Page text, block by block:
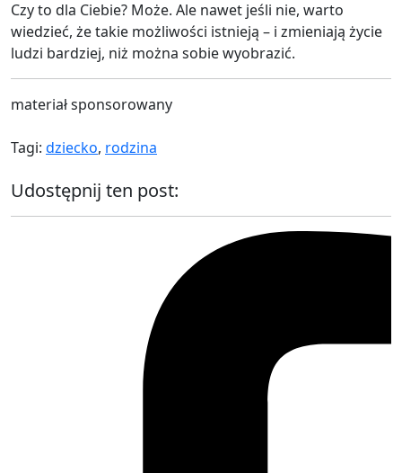
Czy to dla Ciebie? Może. Ale nawet jeśli nie, warto
wiedzieć, że takie możliwości istnieją – i zmieniają życie
ludzi bardziej, niż można sobie wyobrazić.
materiał sponsorowany
Tagi: dziecko, rodzina
Udostępnij ten post: